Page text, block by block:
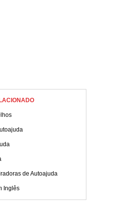
de Autoajuda
Inglês